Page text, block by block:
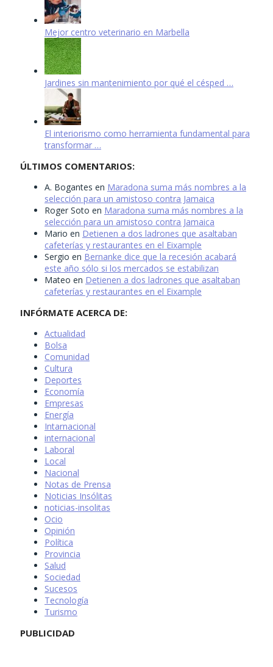
Mejor centro veterinario en Marbella
Jardines sin mantenimiento por qué el césped …
El interiorismo como herramienta fundamental para
transformar …
ÚLTIMOS COMENTARIOS:
A. Bogantes en Maradona suma más nombres a la
selección para un amistoso contra Jamaica
Roger Soto en Maradona suma más nombres a la
selección para un amistoso contra Jamaica
Mario en Detienen a dos ladrones que asaltaban
cafeterías y restaurantes en el Eixample
Sergio en Bernanke dice que la recesión acabará
este año sólo si los mercados se estabilizan
Mateo en Detienen a dos ladrones que asaltaban
cafeterías y restaurantes en el Eixample
INFÓRMATE ACERCA DE:
Actualidad
Bolsa
Comunidad
Cultura
Deportes
Economía
Empresas
Energía
Intarnacional
internacional
Laboral
Local
Nacional
Notas de Prensa
Noticias Insólitas
noticias-insolitas
Ocio
Opinión
Política
Provincia
Salud
Sociedad
Sucesos
Tecnología
Turismo
PUBLICIDAD